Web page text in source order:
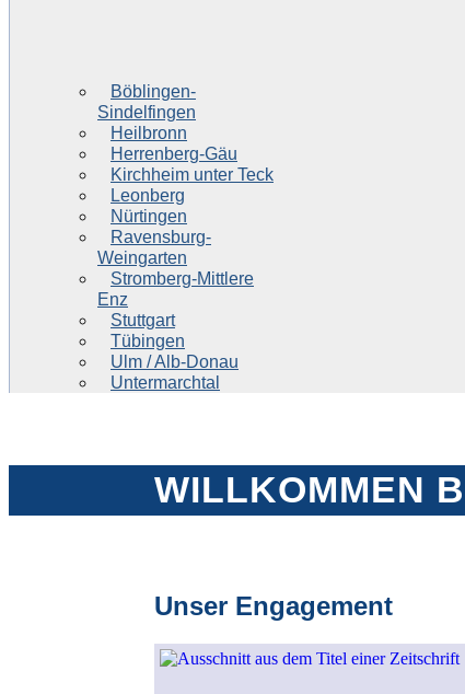
Böblingen-
Sindelfingen
Heilbronn
Herrenberg-Gäu
Kirchheim unter Teck
Leonberg
Nürtingen
Ravensburg-
Weingarten
Stromberg-Mittlere
Enz
Stuttgart
Tübingen
Ulm / Alb-Donau
Untermarchtal
WILLKOMMEN
Unser Engagement